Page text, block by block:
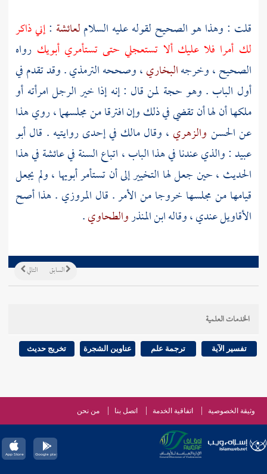
قلت : وهذا هو الصحيح لقوله عليه السلاملعائشة :إني ذاكر
لك أمرا فلا عليك ألا تستعجلي حتى تستأمري أبويك رواه
الصحيح ، وخرجهالبخاري، وصححهالترمذي. وقد تقدم في
أول الباب . وهو حجة لمن قال : إنه إذا خير الرجل امرأته أو
ملكها أن لها أن تقضي في ذلك وإن افترقا من مجلسهما ، روي هذا
عنالحسن والزهري ، وقالمالك في إحدى روايتيه . قالأبو
عبيد: والذي عندنا في هذا الباب ، اتباع السنة فيعائشةفي هذا
الحديث ، حين جعل لها التخيير إلى أن تستأمر أبويها ، ولم يجعل
قيامها من مجلسها خروجا من الأمر . قال المروزي . هذا أصح
الأقاويل عندي ، وقالهابن المنذروالطحاوي.
التالي السابق
الخدمات العلمية
تفسير الآية ترجمة علم عناوين الشجرة تخريج حديث
وثيقة الخصوصية اتفاقية الخدمة اتصل بنا من نحن